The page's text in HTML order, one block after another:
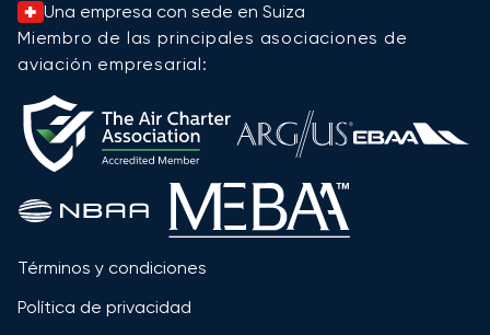
Una empresa con sede en Suiza
Miembro de las principales asociaciones de
aviación empresarial:
Términos y condiciones
Política de privacidad